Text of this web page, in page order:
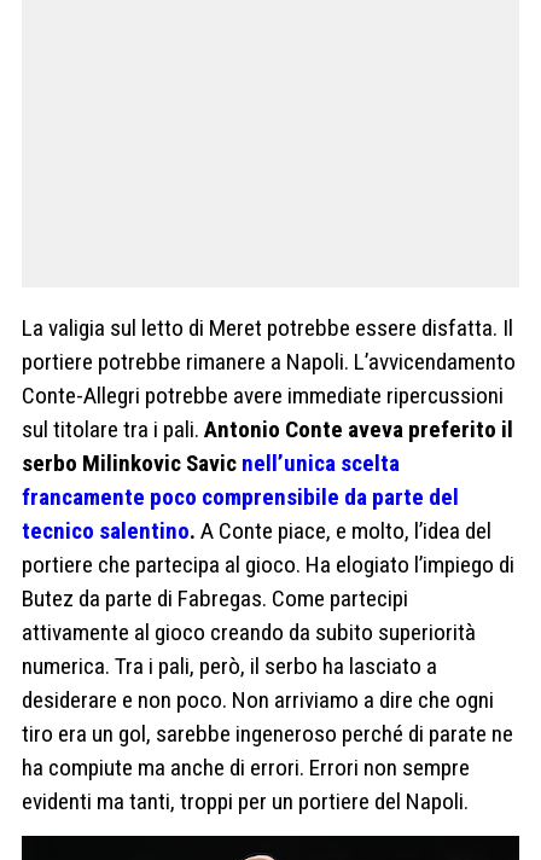
La valigia sul letto di Meret potrebbe essere disfatta. Il
portiere potrebbe rimanere a Napoli. L’avvicendamento
Conte-Allegri potrebbe avere immediate ripercussioni
sul titolare tra i pali. Antonio Conte aveva preferito il
serbo Milinkovic Savic nell’unica scelta
francamente poco comprensibile da parte del
tecnico salentino. A Conte piace, e molto, l’idea del
portiere che partecipa al gioco. Ha elogiato l’impiego di
Butez da parte di Fabregas. Come partecipi
attivamente al gioco creando da subito superiorità
numerica. Tra i pali, però, il serbo ha lasciato a
desiderare e non poco. Non arriviamo a dire che ogni
tiro era un gol, sarebbe ingeneroso perché di parate ne
ha compiute ma anche di errori. Errori non sempre
evidenti ma tanti, troppi per un portiere del Napoli.